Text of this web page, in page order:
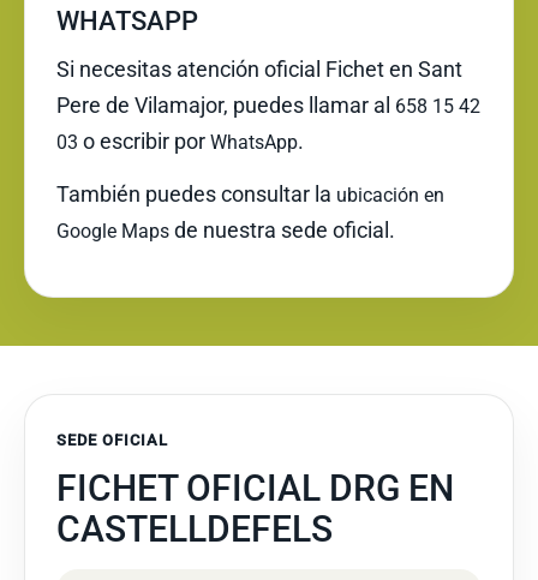
WHATSAPP
Si necesitas atención oficial Fichet en Sant
Pere de Vilamajor, puedes llamar al 658 15 42
03 o escribir por WhatsApp.
También puedes consultar la ubicación en
Google Maps de nuestra sede oficial.
SEDE OFICIAL
FICHET OFICIAL DRG EN
CASTELLDEFELS